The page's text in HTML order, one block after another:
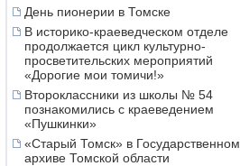
День пионерии в Томске
В историко-краеведческом отделе
продолжается цикл культурно-
просветительских мероприятий
«Дорогие мои томичи!»
Второклассники из школы № 54
познакомились с краеведением
«Пушкинки»
«Старый Томск» в Государственном
архиве Томской области